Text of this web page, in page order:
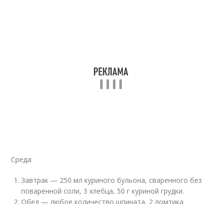
Среда:
Завтрак — 250 мл куриного бульона, сваренного без
поваренной соли, 3 хлебца, 50 г куриной грудки.
Обед — любое количество шпината, 2 ломтика